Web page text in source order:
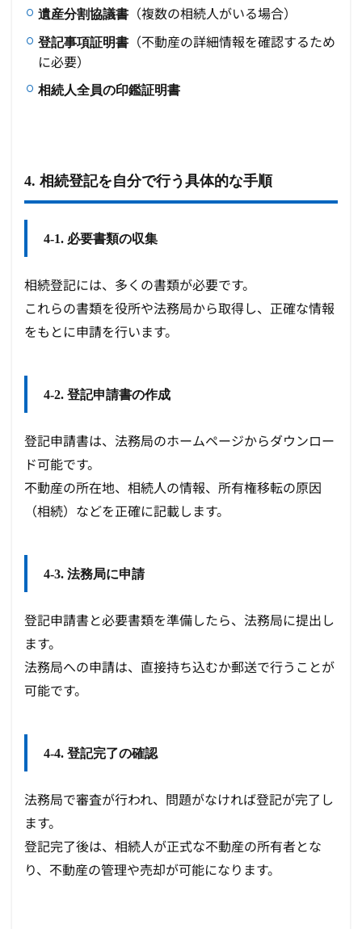
遺産分割協議書 （複数の相続人がいる場合）
登記事項証明書 （不動産の詳細情報を確認するため
に必要）
相続人全員の印鑑証明書
4. 相続登記を自分で行う具体的な手順
4-1. 必要書類の収集
相続登記には、多くの書類が必要です。
これらの書類を役所や法務局から取得し、正確な情報
をもとに申請を行います。
4-2. 登記申請書の作成
登記申請書は、法務局のホームページからダウンロー
ド可能です。
不動産の所在地、相続人の情報、所有権移転の原因
（相続）などを正確に記載します。
4-3. 法務局に申請
登記申請書と必要書類を準備したら、法務局に提出し
ます。
法務局への申請は、直接持ち込むか郵送で行うことが
可能です。
4-4. 登記完了の確認
法務局で審査が行われ、問題がなければ登記が完了し
ます。
登記完了後は、相続人が正式な不動産の所有者とな
り、不動産の管理や売却が可能になります。